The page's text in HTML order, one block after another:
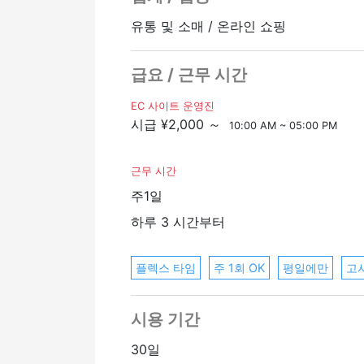
유통 및 소매 / 온라인 쇼핑
급요 / 근무 시간
EC 사이트 운영진
시급 ¥2,000 ～ 10:00 AM ~ 05:00 PM
근무 시간
주1일
하루 3 시간부터
플렉스 타임 주 1회 OK 평일에만 고
시용 기간
30일